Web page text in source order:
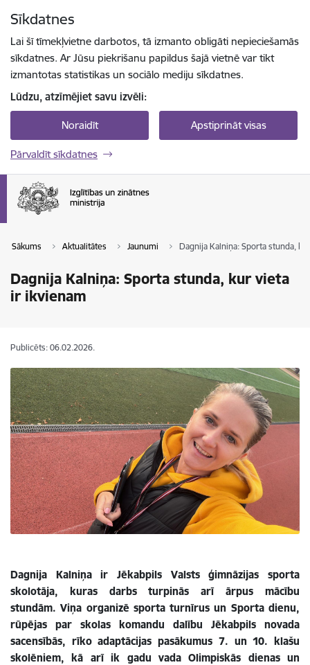
Sīkdatnes
Lai šī tīmekļvietne darbotos, tā izmanto obligāti nepieciešamās
sīkdatnes. Ar Jūsu piekrišanu papildus šajā vietnē var tikt
izmantotas statistikas un sociālo mediju sīkdatnes.
Lūdzu, atzīmējiet savu izvēli:
Noraidīt Apstiprināt visas
Pārvaldīt sīkdatnes
Sākums Aktualitātes Jaunumi Dagnija Kalniņa: Sporta stunda,
Dagnija Kalniņa: Sporta stunda, kur vieta
ir ikvienam
Publicēts: 06.02.2026.
Dagnija Kalniņa ir Jēkabpils Valsts ģimnāzijas sporta
skolotāja, kuras darbs turpinās arī ārpus mācību
stundām. Viņa organizē sporta turnīrus un Sporta dienu,
rūpējas par skolas komandu dalību Jēkabpils novada
sacensībās, rīko adaptācijas pasākumus 7. un 10. klašu
skolēniem, kā arī ik gadu vada Olimpiskās dienas un